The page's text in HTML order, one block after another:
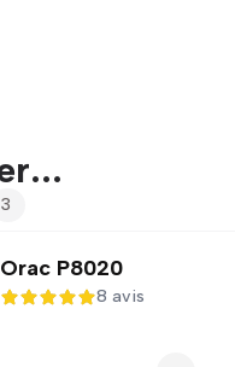
3
Orac P8020
5 sur 5
8 avis